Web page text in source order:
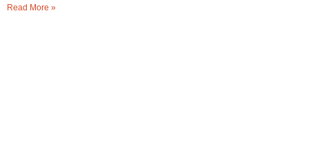
Read More »